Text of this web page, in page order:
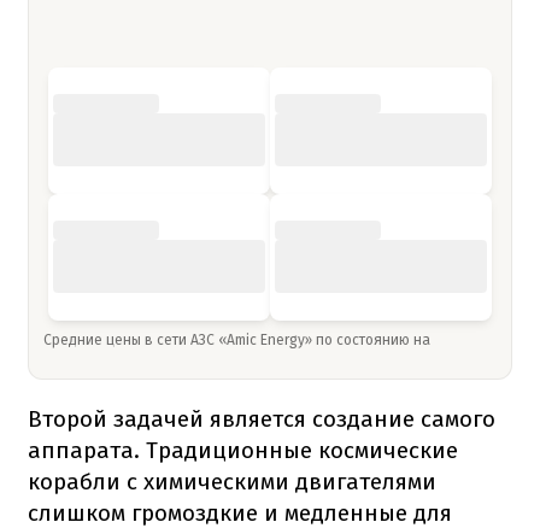
Средние цены в сети АЗС «Amic Energy» по состоянию на
Второй задачей является создание самого
аппарата. Традиционные космические
корабли с химическими двигателями
слишком громоздкие и медленные для